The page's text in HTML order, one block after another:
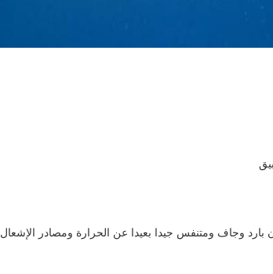
وجاف ومتنفس جيدا بعيدا عن الحرارة ومصادر الإشعال